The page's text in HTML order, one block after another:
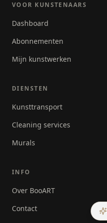
VOOR KUNSTENAARS
Dashboard
Abonnementen
Mijn kunstwerken
DIENSTEN
Kunsttransport
Cleaning services
Murals
INFO
Over BooART
Contact